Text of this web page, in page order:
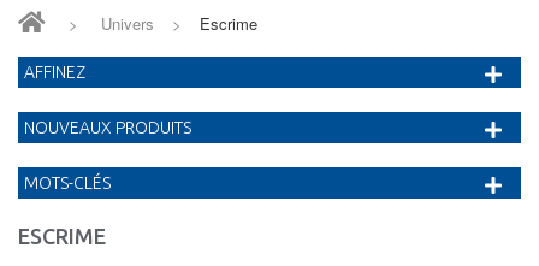
> Univers > Escrime
ESCRIME
AFFINEZ
NOUVEAUX PRODUITS
MOTS-CLÉS